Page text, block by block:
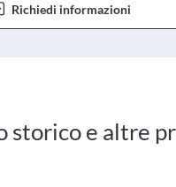
Richiedi informazioni
storico e altre